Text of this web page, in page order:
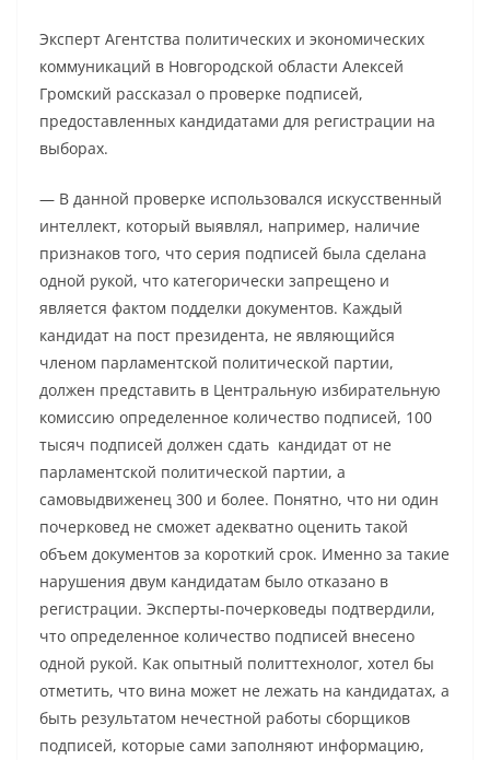
Эксперт Агентства политических и экономических
коммуникаций в Новгородской области Алексей
Громский рассказал о проверке подписей,
предоставленных кандидатами для регистрации на
выборах.
— В данной проверке использовался искусственный
интеллект, который выявлял, например, наличие
признаков того, что серия подписей была сделана
одной рукой, что категорически запрещено и
является фактом подделки документов. Каждый
кандидат на пост президента, не являющийся
членом парламентской политической партии,
должен представить в Центральную избирательную
комиссию определенное количество подписей, 100
тысяч подписей должен сдать кандидат от не
парламентской политической партии, а
самовыдвиженец 300 и более. Понятно, что ни один
почерковед не сможет адекватно оценить такой
объем документов за короткий срок. Именно за такие
нарушения двум кандидатам было отказано в
регистрации. Эксперты-почерковеды подтвердили,
что определенное количество подписей внесено
одной рукой. Как опытный политтехнолог, хотел бы
отметить, что вина может не лежать на кандидатах, а
быть результатом нечестной работы сборщиков
подписей, которые сами заполняют информацию,